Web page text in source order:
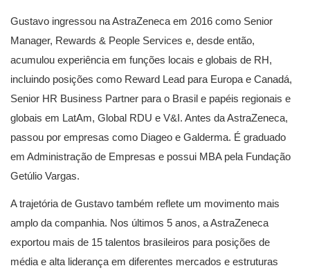
Gustavo ingressou na AstraZeneca em 2016 como Senior
Manager, Rewards & People Services e, desde então,
acumulou experiência em funções locais e globais de RH,
incluindo posições como Reward Lead para Europa e Canadá,
Senior HR Business Partner para o Brasil e papéis regionais e
globais em LatAm, Global RDU e V&I. Antes da AstraZeneca,
passou por empresas como Diageo e Galderma. É graduado
em Administração de Empresas e possui MBA pela Fundação
Getúlio Vargas.
A trajetória de Gustavo também reflete um movimento mais
amplo da companhia. Nos últimos 5 anos, a AstraZeneca
exportou mais de 15 talentos brasileiros para posições de
média e alta liderança em diferentes mercados e estruturas